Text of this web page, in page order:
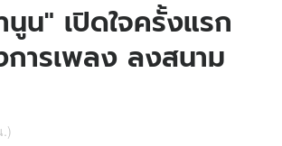
นูน" เปิดใจครั้งแรก
ารเพลง ลงสนาม